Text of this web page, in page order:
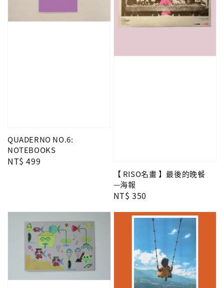
QUADERNO NO.6:
NOTEBOOKS
Regular
NT$ 499
【 RISO名畫 】最後的晚餐
—海報
Regular
NT$ 350